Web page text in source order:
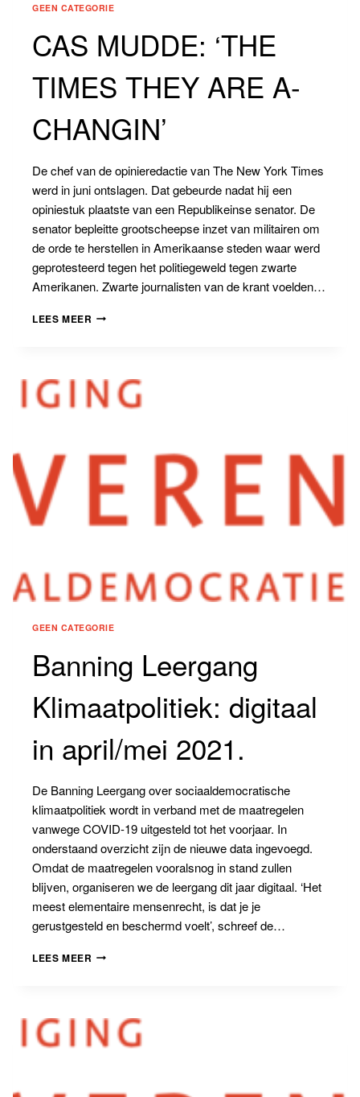
GEEN CATEGORIE
CAS MUDDE: ‘THE
TIMES THEY ARE A-
CHANGIN’
De chef van de opinieredactie van The New York Times
werd in juni ontslagen. Dat gebeurde nadat hij een
opiniestuk plaatste van een Republikeinse senator. De
senator bepleitte grootscheepse inzet van militairen om
de orde te herstellen in Amerikaanse steden waar werd
geprotesteerd tegen het politiegeweld tegen zwarte
Amerikanen. Zwarte journalisten van de krant voelden…
LEES MEER CAS
THEY
ARE
A-
GEEN CATEGORIE
Banning Leergang
Klimaatpolitiek: digitaal
in april/mei 2021.
De Banning Leergang over sociaaldemocratische
klimaatpolitiek wordt in verband met de maatregelen
vanwege COVID-19 uitgesteld tot het voorjaar. In
onderstaand overzicht zijn de nieuwe data ingevoegd.
Omdat de maatregelen vooralsnog in stand zullen
blijven, organiseren we de leergang dit jaar digitaal. ‘Het
meest elementaire mensenrecht, is dat je je
gerustgesteld en beschermd voelt’, schreef de…
LEES MEER BANNING
IN
APRIL/MEI
2021.